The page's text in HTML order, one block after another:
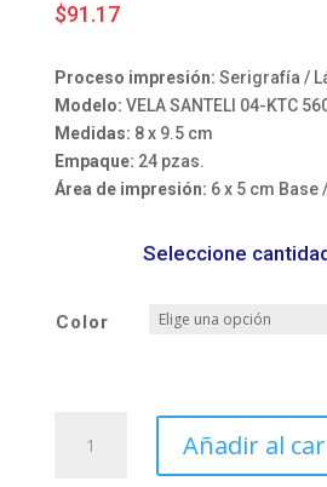
$91.17
Proceso impresión: Serigrafía /
Modelo: VELA SANTELI 04-KTC
Medidas: 8 x 9.5 cm
Empaque: 24 pzas.
Área de impresión: 6 x 5 cm Base
Seleccione
Color
SANTELI
Añadir al